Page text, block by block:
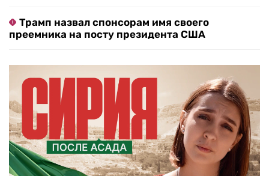
Трамп назвал спонсорам имя своего
преемника на посту президента США